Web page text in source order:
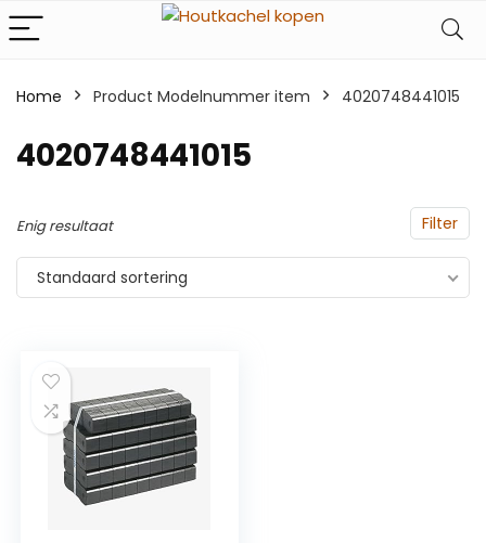
Home Product Modelnummer item ‎4020748441015
‎4020748441015
Filter
Enig resultaat
Standaard sortering